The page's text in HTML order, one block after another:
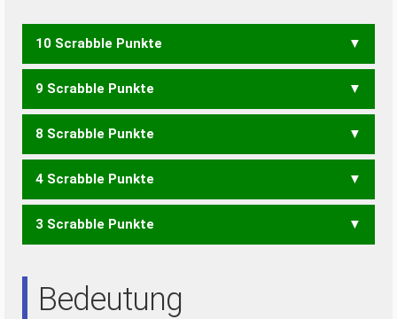
10 Scrabble Punkte
ARVEN
9 Scrabble Punkte
ARVE NERV VERA
8 Scrabble Punkte
EVA NVA VAN
4 Scrabble Punkte
AREN
3 Scrabble Punkte
Bedeutung